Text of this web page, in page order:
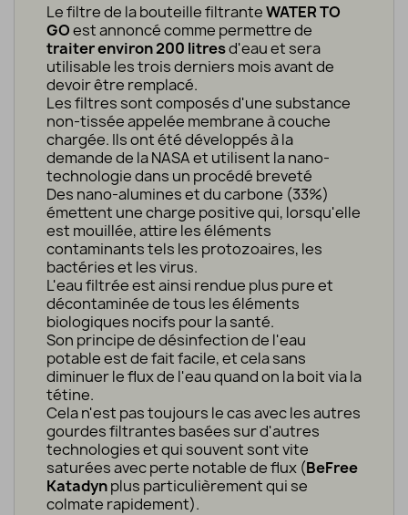
Le filtre de labouteillefiltranteWATER TO
GOest annoncé comme permettre de
traiterenviron 200 litresd'eauet sera
utilisable les troisderniers moisavantde
devoir être remplacé.
Les filtres sont composés d'une substance
non-tissée appelée membrane à couche
chargée. Ils ont été développés à la
demande de la NASA et utilisent la nano-
technologie dans un procédé breveté
Des nano-alumines et du carbone (33%)
émettent une charge positive qui, lorsqu'elle
est mouillée, attire les éléments
contaminants tels les protozoaires, les
bactéries et les virus.
L'eau filtrée est ainsi rendue plus pure et
décontaminée de tous les éléments
biologiques nocifs pour la santé.
Son principe de désinfection de l'eau
potable est de fait facile, et cela sans
diminuer le flux de l'eau quand on la boit via la
tétine.
Cela n'est pas toujours le cas avec les autres
gourdes filtrantes basées sur d'autres
technologies et qui souvent sont vite
saturées avec perte notable de flux (BeFree
Katadynplus particulièrement qui se
colmate rapidement).